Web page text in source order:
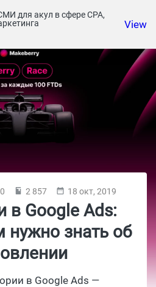
для акул в сфере СРА,
View
0 2 857 18 окт, 2019
в Google Ads:
нужно знать об
в Google Ads —